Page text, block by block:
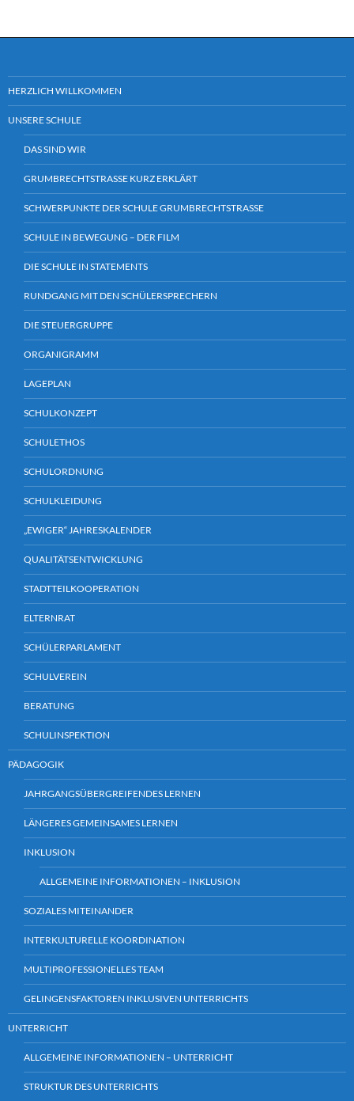
HERZLICH WILLKOMMEN
UNSERE SCHULE
DAS SIND WIR
GRUMBRECHTSTRASSE KURZ ERKLÄRT
SCHWERPUNKTE DER SCHULE GRUMBRECHTSTRASSE
SCHULE IN BEWEGUNG – DER FILM
DIE SCHULE IN STATEMENTS
RUNDGANG MIT DEN SCHÜLERSPRECHERN
DIE STEUERGRUPPE
ORGANIGRAMM
LAGEPLAN
SCHULKONZEPT
SCHULETHOS
SCHULORDNUNG
SCHULKLEIDUNG
„EWIGER“ JAHRESKALENDER
QUALITÄTSENTWICKLUNG
STADTTEILKOOPERATION
ELTERNRAT
SCHÜLERPARLAMENT
SCHULVEREIN
BERATUNG
SCHULINSPEKTION
PÄDAGOGIK
JAHRGANGSÜBERGREIFENDES LERNEN
LÄNGERES GEMEINSAMES LERNEN
INKLUSION
ALLGEMEINE INFORMATIONEN – INKLUSION
SOZIALES MITEINANDER
INTERKULTURELLE KOORDINATION
MULTIPROFESSIONELLES TEAM
GELINGENSFAKTOREN INKLUSIVEN UNTERRICHTS
UNTERRICHT
ALLGEMEINE INFORMATIONEN – UNTERRICHT
STRUKTUR DES UNTERRICHTS